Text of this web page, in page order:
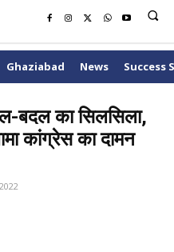
Ghaziabad News Success
बदल का सिलसिला,
कांग्रेस का दामन